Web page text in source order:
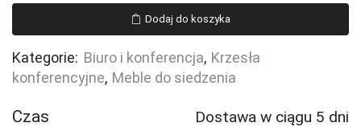
LANGFORD,
proste
nogi,
szary/brązowy
Dodaj do koszyka
Kategorie: Biuro i konferencja, Krzesła
konferencyjne, Meble do siedzenia
Czas
Dostawa w ciągu 5 dni